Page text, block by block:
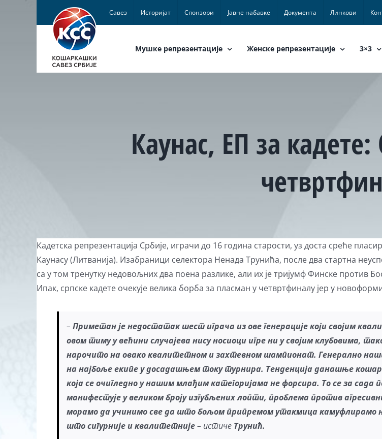
Савез Историјат Спонзори Јавне набавке Документа Линкови
Мушке репрезентације Женске репрезентације 3×3
Каунас, ЕП за
View
Larger
Image
Кадетска репрезентација Србије, играчи до 16 година старости, уз доста среће
Каунасу (Литванија). Изабраници селектора Ненада Трунића, после два стартна
са у том тренутку недовољних два поена разлике, али их је тријумф Финске против
Ипак, српске кадете очекује велика борба за пласман у четвртфиналу јер у
– Приметан је недостатакшест играча из ове генерације који својим
овом тиму у већини случајева нису носиоци игре ни у својим клубовима,
нарочито на овако квалитетном и захтевномшампионат. Генерално
на најбоље екипе у досадашњем току турнира. Тенденција данашње
која се очигледно у нашим млађим категоријама не форсира. То се за сада
манифестује увеликомбројуизгубљених лопти, проблема против
морамо да учинимо све дашто бољом припремом утакмица камуфлирамо
што сигурније и квалитетније– истиче Трунић.